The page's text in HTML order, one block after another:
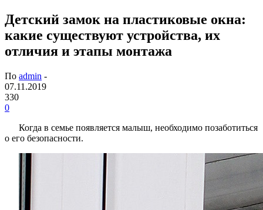
Детский замок на пластиковые окна:
какие существуют устройства, их
отличия и этапы монтажа
По admin -
07.11.2019
330
0
Когда в семье появляется малыш, необходимо позаботиться
о его безопасности.